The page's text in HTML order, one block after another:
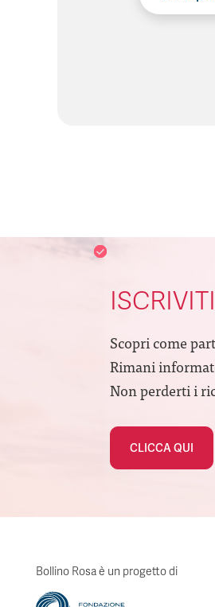
Scopri come
Rimani
Non perderti i
CLICCA QUI
Bollino Rosa è un progetto di